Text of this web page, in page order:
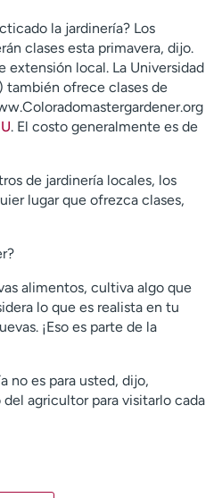
la jardinería? Los
clases esta primavera, dijo.
extensión local. La Universidad
también ofrece clases de
. El costo generalmente es de
de jardinería locales, los
lugar que ofrezca clases,
alimentos, cultiva algo que
lo que es realista en tu
¡Eso es parte de la
no es para usted, dijo,
del agricultor para visitarlo cada